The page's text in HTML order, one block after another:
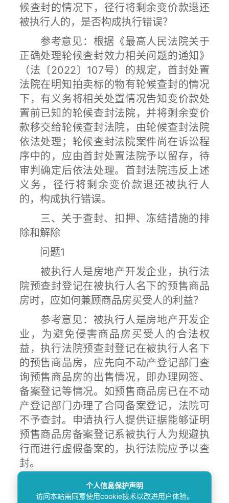
候查封的情况下，径行将剩余变价款退还
被执行人的，是否构成执行错误？
参考意见：根据《最高人民法院关于
正确处理轮候查封效力相关问题的通知》
（法〔2022〕107号）的规定，首封处置
法院在明知拍卖标的物有轮候查封的情况
下，有义务将相关处置情况告知变价款处
置前已知的轮候查封法院，并将剩余变价
款移交给轮候查封法院，由轮候查封法院
依法处理；轮候查封法院案件尚在诉讼程
序中的，应由首封处置法院予以留存，待
审判确定后依法处理。首封法院违反上述
义务，径行将剩余变价款退还被执行人
的，构成执行错误。
三、关于查封、扣押、冻结措施的排
除和解除
问题1
被执行人是房地产开发企业，执行法
院预查封登记在被执行人名下的预售商品
房时，应如何兼顾商品房买受人的利益？
参考意见：被执行人是房地产开发企
业，为避免侵害商品房买受人的合法权
益，执行法院预查封登记在被执行人名下
的预售商品房，应先向不动产登记部门查
询预售商品房的出售情况，即办理网签、
备案登记等情况。如预售商品房已在不动
产登记部门办理了合同备案登记，法院可
不予查封。申请执行人提供证据能够证明
预售商品房备案登记系被执行人为规避执
行而进行虚假备案的，执行法院应予以查
封。
商品房买受人提出案外人异议的，可
以选择适用《最高人民法院关于人民法院
个人信息保护声明
访问本站需同意使用cookie技术以改进用户体验。